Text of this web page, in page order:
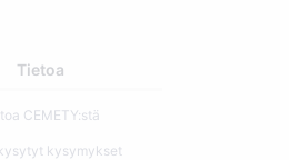
Tietoa
CEMETY:stä
kysymykset